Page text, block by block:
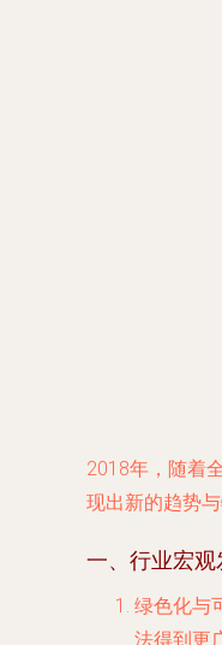
2018年，随着
现出新的趋势与
一、行业宏观
绿色化与
法得到更